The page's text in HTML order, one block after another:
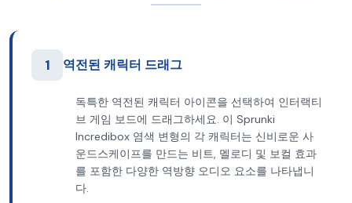
1 역전된 캐릭터 드래그
독특한 역전된 캐릭터 아이콘을 선택하여 인터랙티
브 게임 보드에 드래그하세요. 이 Sprunki
Incredibox 염색 변형의 각 캐릭터는 신비로운 사
운드스케이프를 만드는 비트, 멜로디 및 보컬 효과
를 포함한 다양한 역방향 오디오 요소를 나타냅니
다.